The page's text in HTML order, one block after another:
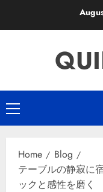
Primary
Menu
Home
Blog
テーブルの静寂に
ックと感性を磨く